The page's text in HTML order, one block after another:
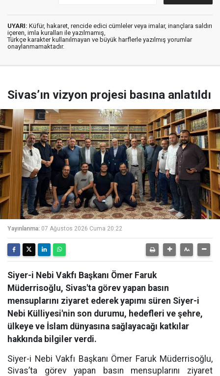
UYARI: Küfür, hakaret, rencide edici cümleler veya imalar, inançlara saldırı
içeren, imla kuralları ile yazılmamış,
Türkçe karakter kullanılmayan ve büyük harflerle yazılmış yorumlar
onaylanmamaktadır.
Sivas’ın vizyon projesi basına anlatıldı
Yayınlanma: 07 Ağustos 2026 Cuma 20:22
Siyer-i Nebi Vakfı Başkanı Ömer Faruk
Müderrisoğlu, Sivas'ta görev yapan basın
mensuplarını ziyaret ederek yapımı süren Siyer-i
Nebi Külliyesi'nin son durumu, hedefleri ve şehre,
ülkeye ve İslam dünyasına sağlayacağı katkılar
hakkında bilgiler verdi.
Siyer-i Nebi Vakfı Başkanı Ömer Faruk Müderrisoğlu,
Sivas’ta görev yapan basın mensuplarını ziyaret